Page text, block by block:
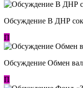
Обсуждение В ДНР
П
Обсуждение Обмен
П